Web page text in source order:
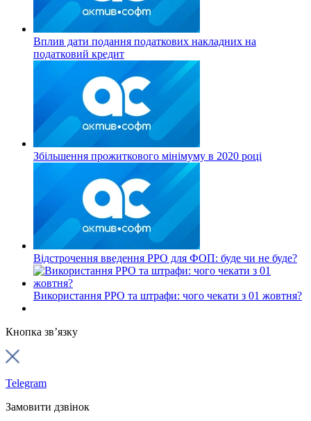
Вплив дати подання податкових накладних на
податковий кредит
Збільшення прожиткового мінімуму в 2020 році
Відстрочення введення РРО для ФОП: буде чи не буде?
Використання РРО та штрафи: чого чекати з 01 жовтня?
Кнопка зв’язку
Telegram
Замовити дзвінок